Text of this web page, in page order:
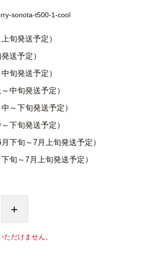
sonota-t500-1-cool
旬発送予定）
送予定）
旬発送予定）
中旬発送予定）
～下旬発送予定）
下旬発送予定）
下旬～7月上旬発送予定）
旬～7月上旬発送予定）
+
だけません。